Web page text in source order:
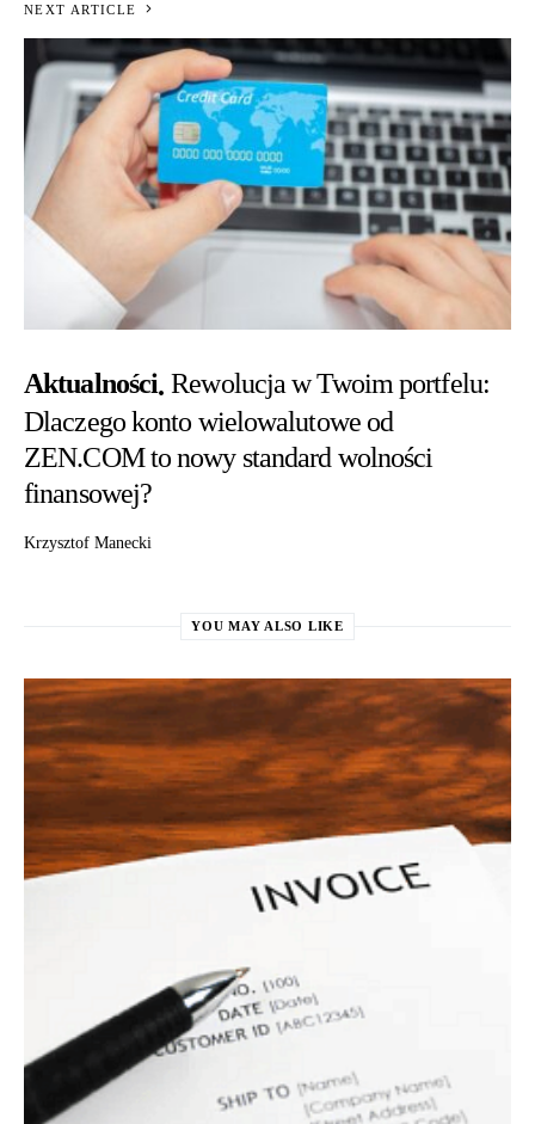
NEXT ARTICLE
Aktualności Rewolucja w Twoim portfelu:
Dlaczego konto wielowalutowe od
ZEN.COM to nowy standard wolności
finansowej?
Krzysztof Manecki
YOU MAY ALSO LIKE